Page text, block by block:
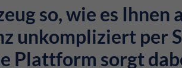
so, wie es
unkompliziert per
Plattform sorgt